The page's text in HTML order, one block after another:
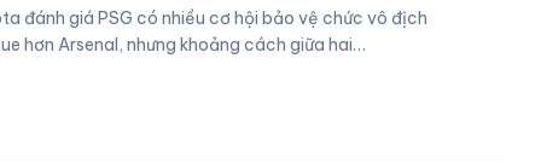
đánh giá PSG có nhiều cơ hội bảo vệ chức vô địch
hơn Arsenal, nhưng khoảng cách giữa hai…